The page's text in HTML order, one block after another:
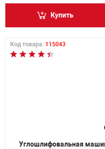
Купить
Код товара: 115043
Углошлифовальная